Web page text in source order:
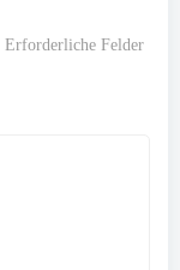
Erforderliche Felder